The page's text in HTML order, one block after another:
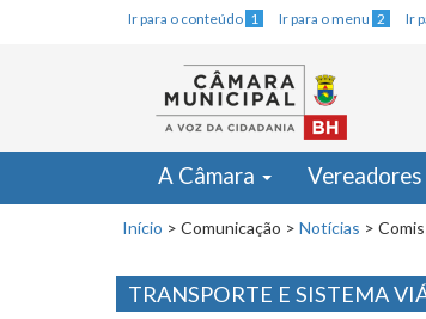
Ir para o conteúdo 1 Ir para o menu 2 Ir
A Câmara Vereadores
Início > Comunicação > Notícias >
TRANSPORTE E SISTEMA